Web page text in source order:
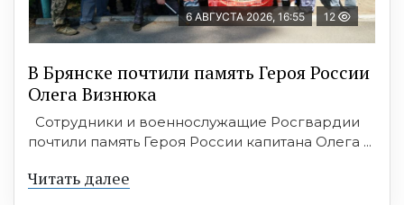
6 АВГУСТА 2026, 16:55 12
В Брянске почтили память Героя России
Олега Визнюка
Сотрудники и военнослужащие Росгвардии
почтили память Героя России капитана Олега ...
Читать далее